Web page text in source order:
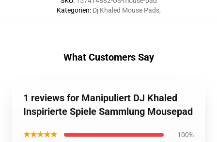
Kategorien: Dj Khaled Mouse Pads,
What Customers Say
1 reviews for Manipuliert DJ Khaled
Inspirierte Spiele Sammlung Mousepad
★★★★★ 100%